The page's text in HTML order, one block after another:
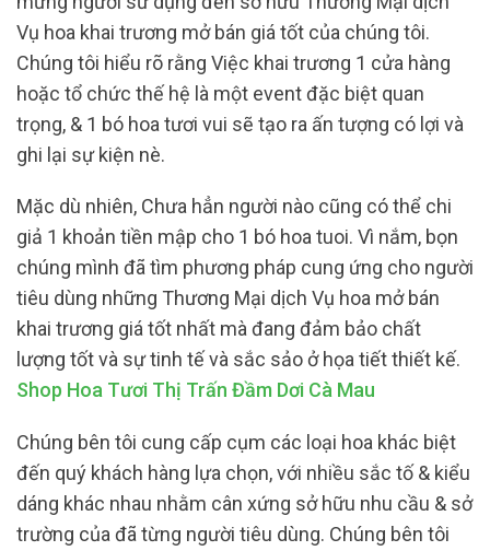
Vụ hoa khai trương mở bán giá tốt của chúng tôi.
Chúng tôi hiểu rõ rằng Việc khai trương 1 cửa hàng
hoặc tổ chức thế hệ là một event đặc biệt quan
trọng, & 1 bó hoa tươi vui sẽ tạo ra ấn tượng có lợi và
ghi lại sự kiện nè.
Mặc dù nhiên, Chưa hẳn người nào cũng có thể chi
giả 1 khoản tiền mập cho 1 bó hoa tuoi. Vì nắm, bọn
chúng mình đã tìm phương pháp cung ứng cho người
tiêu dùng những Thương Mại dịch Vụ hoa mở bán
khai trương giá tốt nhất mà đang đảm bảo chất
lượng tốt và sự tinh tế và sắc sảo ở họa tiết thiết kế.
Shop Hoa Tươi Thị Trấn Đầm Dơi Cà Mau
Chúng bên tôi cung cấp cụm các loại hoa khác biệt
đến quý khách hàng lựa chọn, với nhiều sắc tố & kiểu
dáng khác nhau nhằm cân xứng sở hữu nhu cầu & sở
trường của đã từng người tiêu dùng. Chúng bên tôi